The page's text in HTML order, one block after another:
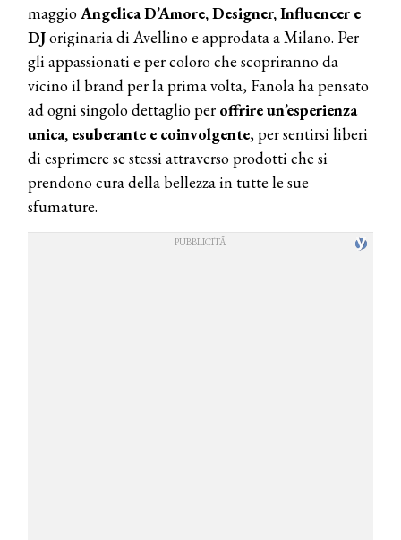
maggioAngelica D’Amore, Designer, Influencer e
DJoriginaria di Avellino e approdata a Milano. Per
gli appassionati e per coloro che scopriranno da
vicino il brand per la prima volta, Fanola ha pensato
ad ogni singolo dettaglio per offrire un’esperienza
unica, esuberante e coinvolgente, per sentirsi liberi
di esprimere se stessi attraverso prodotti che si
prendono cura della bellezza in tutte le sue
sfumature.